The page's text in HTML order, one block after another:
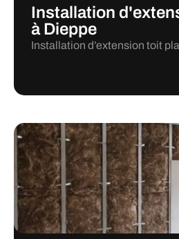
Installation
à Dieppe
Installation d’extension toit